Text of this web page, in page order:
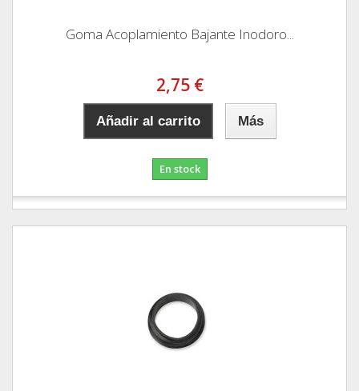
Goma Acoplamiento Bajante Inodoro...
2,75 €
Añadir al carrito Más
En stock